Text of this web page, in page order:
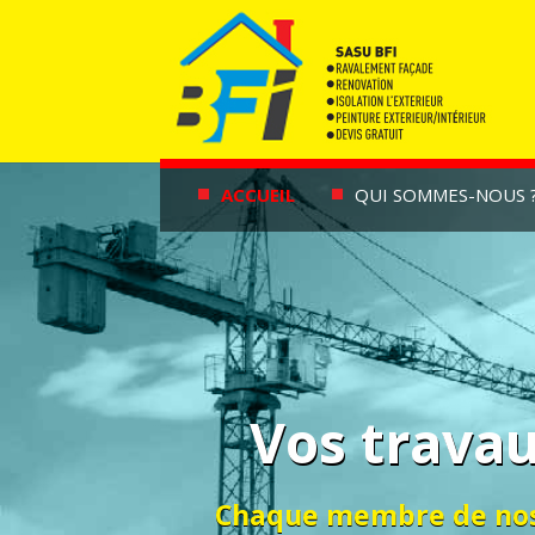
ACCUEIL QUI SOMMES-NOUS
Vos
Chaque membre de